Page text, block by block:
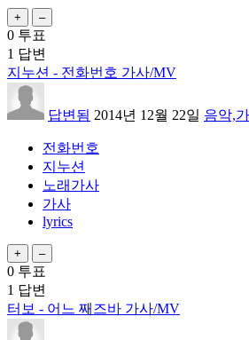
0 투표
1 답변
지누션 - 전화번호 가사/MV
답변됨 2014년 12월 22일 음악,
전화번호
지누션
노래가사
가사
lyrics
0 투표
1 답변
터보 - 어느 째즈바 가사/MV